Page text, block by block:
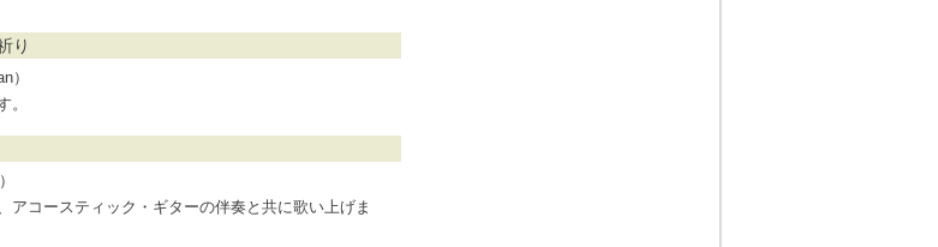
り
）
。
コースティック・ギターの伴奏と共に歌い上げま